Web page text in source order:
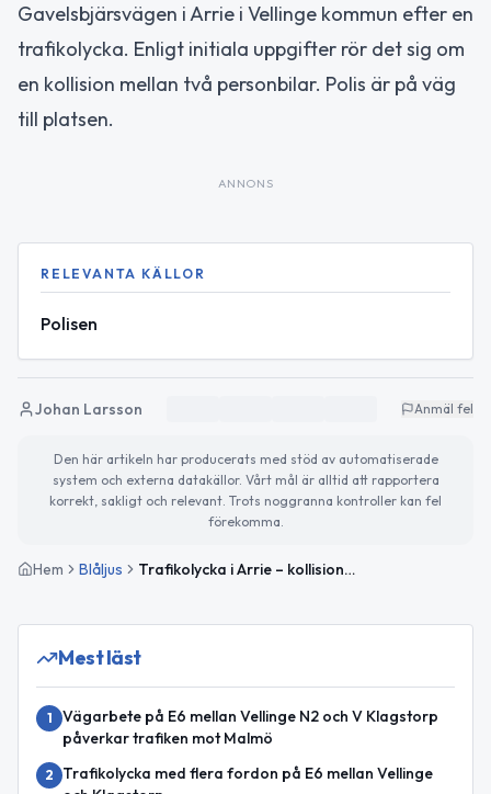
Gavelsbjärsvägen i Arrie i Vellinge kommun efter en
trafikolycka. Enligt initiala uppgifter rör det sig om
en kollision mellan två personbilar. Polis är på väg
till platsen.
ANNONS
RELEVANTA KÄLLOR
Polisen
Johan Larsson Anmäl fel
Den här artikeln har producerats med stöd av automatiserade
system och externa datakällor. Vårt mål är alltid att rapportera
korrekt, sakligt och relevant. Trots noggranna kontroller kan fel
förekomma.
Hem Blåljus Trafikolycka i Arrie – kollision mellan två bilar i Vellinge
Mest läst
1
Vägarbete på E6 mellan Vellinge N2 och V Klagstorp
påverkar trafiken mot Malmö
2
Trafikolycka med flera fordon på E6 mellan Vellinge